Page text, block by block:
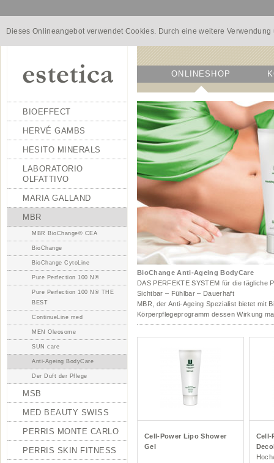
Dieses Onlineangebot verwendet Cookies. Durch eine weitere
BIOEFFECT
HERVÉ GAMBS
HESITO MINERALS
LABORATORIO
OLFATTIVO
MARIA GALLAND
MBR
MBR BioChange® CEA
BioChange
BioChange CytoLine
Pure Perfection 100 N®
Pure Perfection 100 N® THE
BEST
ContinueLine med
MEN Oleosome
SUN care
Anti-Ageing BodyCare
Der Duft der Pflege
MSB
MED BEAUTY SWISS
PERRIS MONTE CARLO
PERRIS SKIN FITNESS
ONLINESHOP
BioChange Anti-Ageing BodyCare
DAS PERFEKTE SYSTEM für die tägliche
Sichtbar – Fühlbar – Dauerhaft
MBR, der Anti-Ageing Spezialist bietet mit
Körperpflegeprogramm dessen Wirkung
Cell-Power Lipo Shower
Gel
Cell-